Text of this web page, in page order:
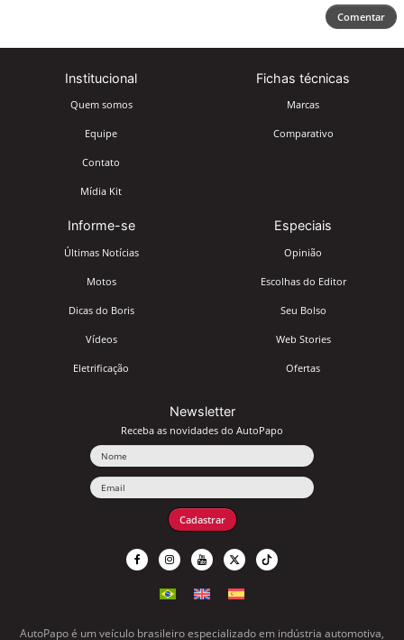
Comentar
Institucional
Quem somos
Equipe
Contato
Mídia Kit
Fichas técnicas
Marcas
Comparativo
Informe-se
Últimas Notícias
Motos
Dicas do Boris
Vídeos
Eletrificação
Especiais
Opinião
Escolhas do Editor
Seu Bolso
Web Stories
Ofertas
Newsletter
Receba as novidades do AutoPapo
Cadastrar
AutoPapo é um veículo brasileiro especializado em indústria automotiva,